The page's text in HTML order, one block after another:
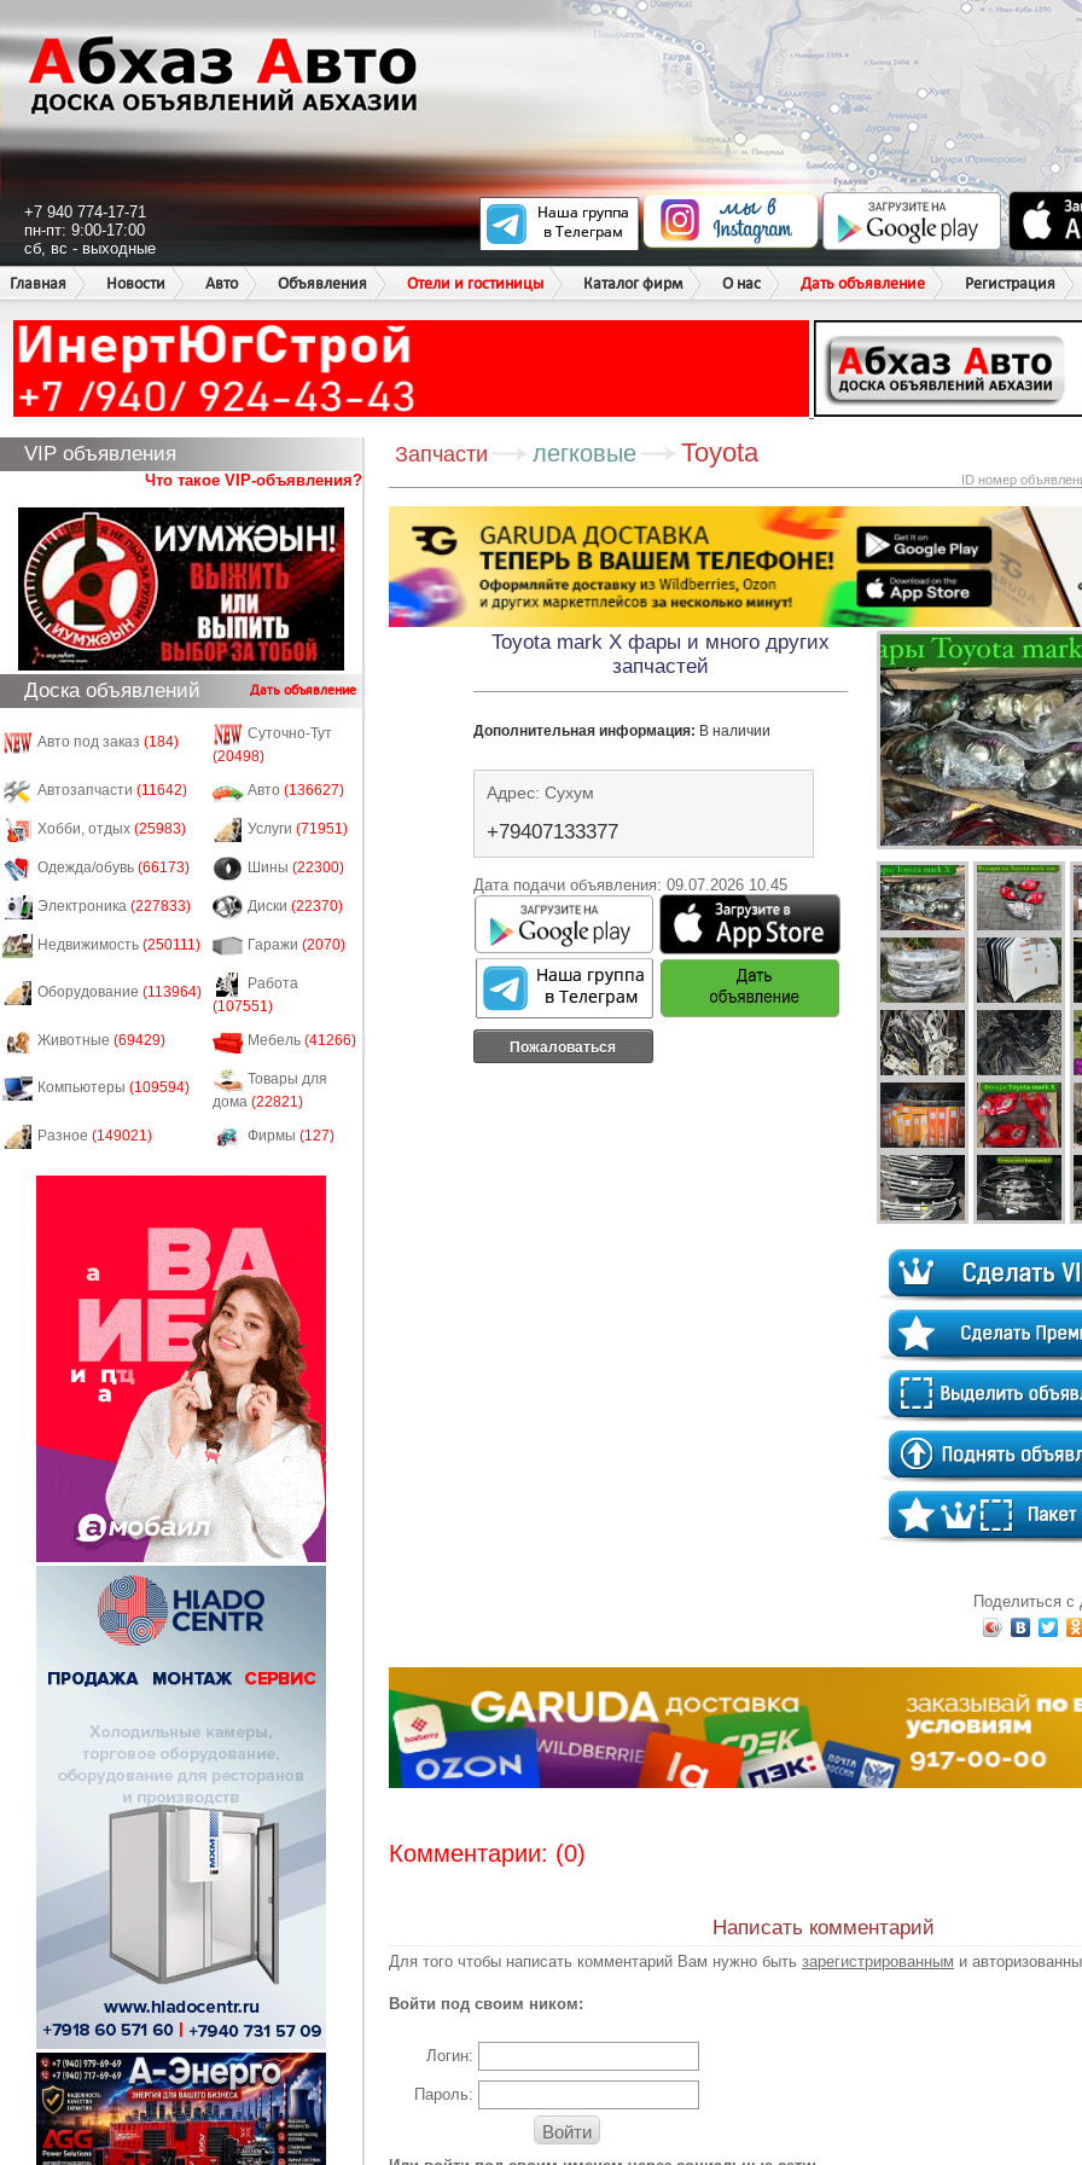
+7 940 774-17-71
пн-пт: 9:00-17:00
сб, вс - выходные
Главная
Новости Авто Объявления Отели и гостиницы Каталог фирм О нас Дать объявление Регистрация
VIP объявления
Что такое VIP-объявления?
Доска объявлений Дать объявление
Авто под заказ (184)
Суточно-Тут
(20498)
Автозапчасти (11642) Авто (136627)
Хобби, отдых (25983) Услуги (71951)
Одежда/обувь (66173) Шины (22300)
Электроника (227833) Диски (22370)
Недвижимость (250111) Гаражи (2070)
Оборудование (113964)
Работа
(107551)
Животные (69429) Мебель (41266)
Компьютеры (109594)
Товары для
дома (22821)
Разное (149021) Фирмы (127)
Запчасти легковые Toyota
ID номер
Toyota mark X фары и много других
запчастей
Дополнительная информация: В наличии
Адрес: Сухум
+79407133377
Дата подачи объявления: 09.07.2026 10.45
Пожаловаться
Поделиться с
Комментарии: (0)
Написать комментарий
Для того чтобы написать комментарий Вам нужно быть зарегистрированным и
Войти под своим ником:
Логин:
Пароль:
Войти